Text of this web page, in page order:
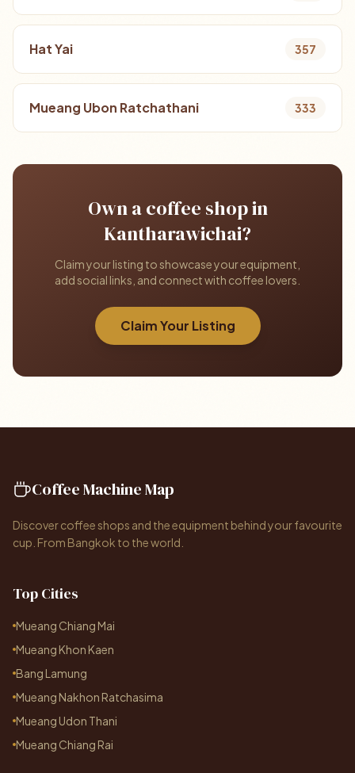
Hat Yai 357
Mueang Ubon Ratchathani 333
Own a coffee shop in
Kantharawichai?
Claim your listing to showcase your equipment,
add social links, and connect with coffee lovers.
Claim Your Listing
Coffee Machine Map
Discover coffee shops and the equipment behind your favourite
cup. From Bangkok to the world.
Top Cities
Mueang Chiang Mai
Mueang Khon Kaen
Bang Lamung
Mueang Nakhon Ratchasima
Mueang Udon Thani
Mueang Chiang Rai